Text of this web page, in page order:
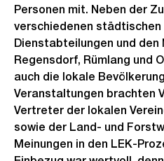
Personen mit. Neben der
verschiedenen städtischen
Dienstabteilungen und den
Regensdorf, Rümlang und
auch die lokale
Veranstaltungen brachten
Vertreter der lokalen
sowie der Land- und
Meinungen in den LEK-